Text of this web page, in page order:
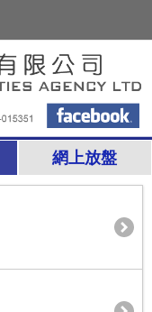
網上放盤